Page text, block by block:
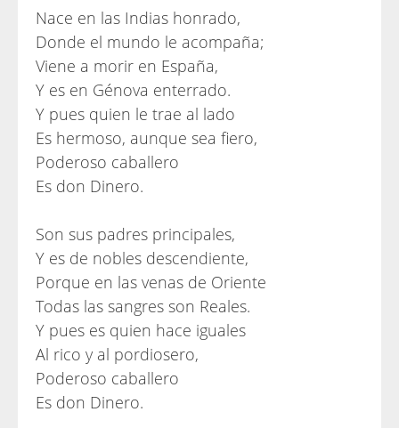
Nace en las Indias honrado,
Donde el mundo le acompaña;
Viene a morir en España,
Y es en Génova enterrado.
Y pues quien le trae al lado
Es hermoso, aunque sea fiero,
Poderoso caballero
Es don Dinero.
Son sus padres principales,
Y es de nobles descendiente,
Porque en las venas de Oriente
Todas las sangres son Reales.
Y pues es quien hace iguales
Al rico y al pordiosero,
Poderoso caballero
Es don Dinero.